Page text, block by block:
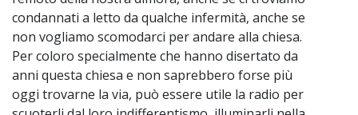
condannati a letto da qualche infermità, anche se
non vogliamo scomodarci per andare alla chiesa.
Per coloro specialmente che hanno disertato da
anni questa chiesa e non saprebbero forse più
oggi trovarne la via, può essere utile la radio per